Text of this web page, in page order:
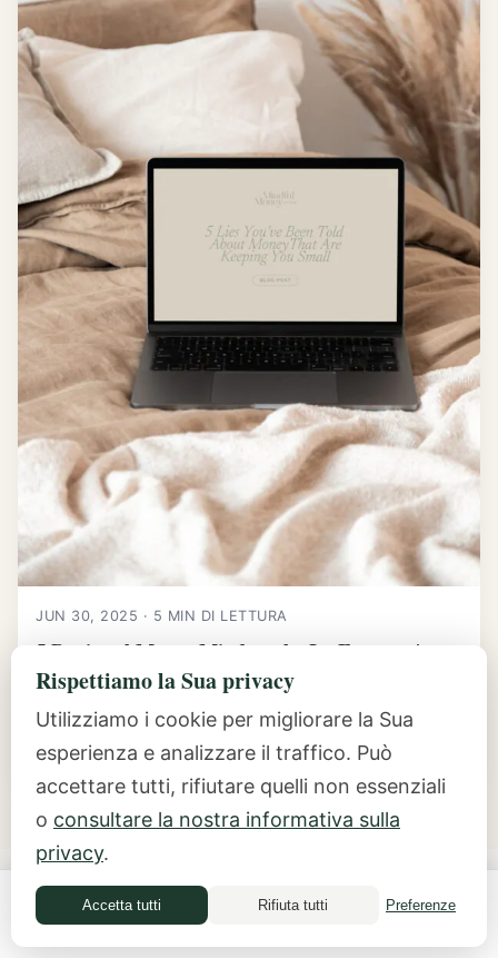
JUN 30, 2025 · 5 MIN DI LETTURA
5 Bugie sul Money Mindset che La Frenano |
Mindful Money Coach
5 bugie che ti hanno raccontato sul denaro e che ti
al...
Money Quiz
Rispettiamo la Sua privacy
Utilizziamo i cookie per migliorare la Sua
esperienza e analizzare il traffico. Può
accettare tutti, rifiutare quelli non essenziali
o consultare la nostra informativa sulla
privacy.
Accetta tutti Rifiuta tutti Preferenze